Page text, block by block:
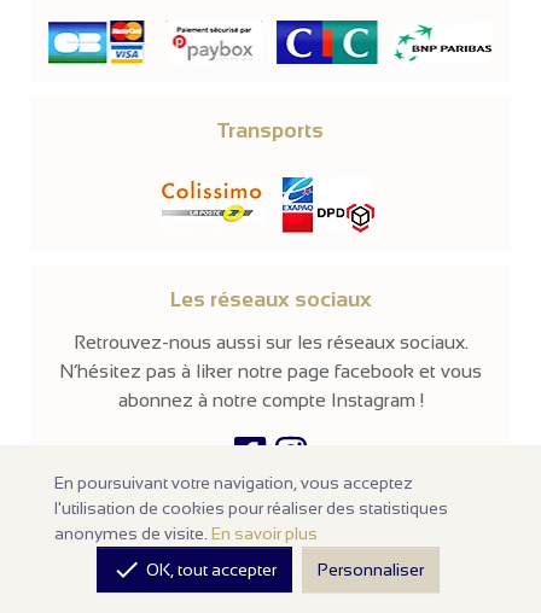
Transports
Les réseaux sociaux
Retrouvez-nous aussi sur les réseaux sociaux.
N’hésitez pas à liker notre page facebook et vous
abonnez à notre compte Instagram !
© 2026 -Parissima-Tous droits réservés
En poursuivant votre navigation, vous acceptez
l'utilisation de cookies pour réaliser des statistiques
anonymes de visite. En savoir plus
 OK, tout accepter Personnaliser
Notre site en ligne estréservé aux professionnels
la beauté. Les prix sont affichés hors taxes. Nos produits sont
vendus à l'unité avec un minimum d'achats de100€ HT